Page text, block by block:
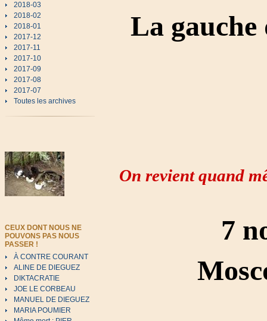
2018-03
2018-02
2018-01
2017-12
2017-11
2017-10
2017-09
2017-08
2017-07
Toutes les archives
CEUX DONT NOUS NE
POUVONS PAS NOUS
PASSER !
À CONTRE COURANT
ALINE DE DIEGUEZ
DIKTACRATIE
JOE LE CORBEAU
MANUEL DE DIEGUEZ
MARIA POUMIER
La
On revient quand
7